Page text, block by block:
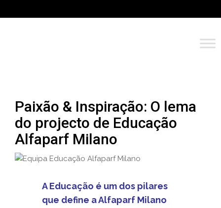
Paixão & Inspiração: O lema
do projecto de Educação
Alfaparf Milano
A Educação é um dos pilares
que define a Alfaparf Milano